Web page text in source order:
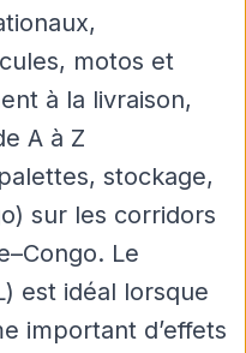
motos et
à la livraison,
A à Z
stockage,
sur les corridors
Le
est idéal lorsque
important d’effets